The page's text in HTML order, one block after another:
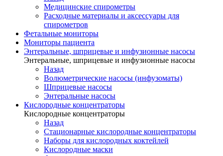
Медицинские спирометры
Расходные материалы и аксессуары для
спирометров
Фетальные мониторы
Мониторы пациента
Энтеральные, шприцевые и инфузионные насосы
Энтеральные, шприцевые и инфузионные насосы
Назад
Волюметрические насосы (инфузоматы)
Шприцевые насосы
Энтеральные насосы
Кислородные концентраторы
Кислородные концентраторы
Назад
Стационарные кислородные концентраторы
Наборы для кислородных коктейлей
Кислородные маски